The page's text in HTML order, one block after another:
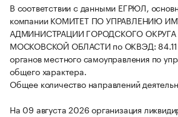
В соответствии с данными ЕГРЮЛ,
компании КОМИТЕТ ПО УПРАВЛЕНИЮ
АДМИНИСТРАЦИИ ГОРОДСКОГО ОКРУГА
МОСКОВСКОЙ ОБЛАСТИ по ОКВЭД:
органов местного самоуправления по
общего характера.
Общее количество направлений
На 09 августа 2026 организация